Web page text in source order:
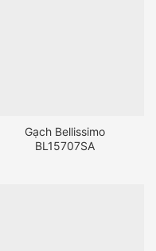
Gạch Bellissimo
BL15707SA